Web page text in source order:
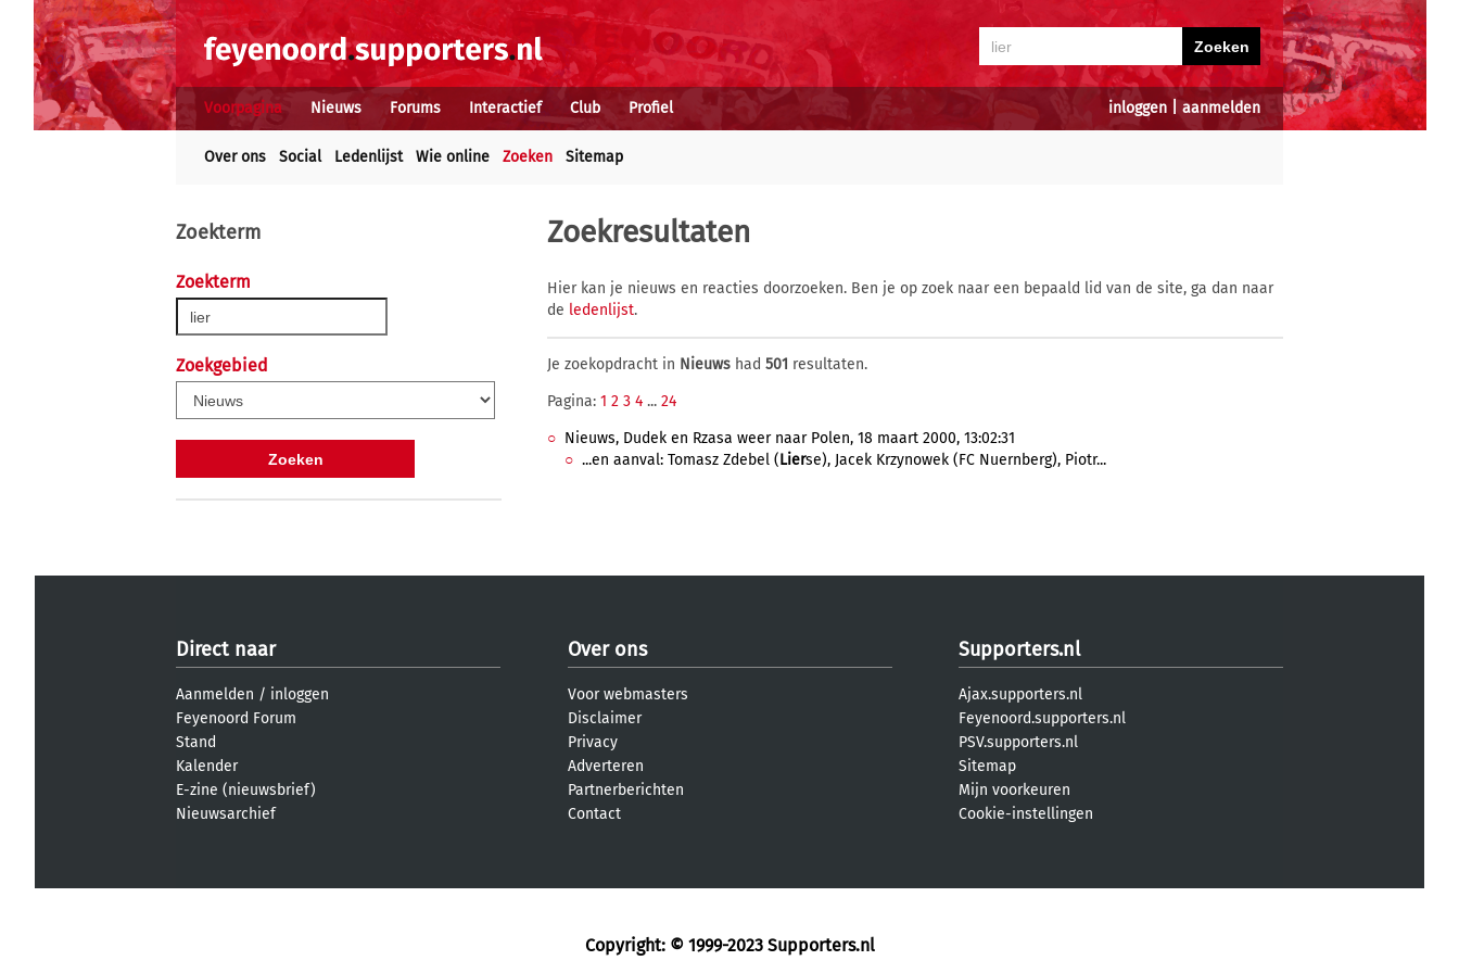
inloggen aanmelden
Voorpagina Nieuws Forums Interactief Club Profiel
Over ons Social Ledenlijst Wie online Zoeken Sitemap
Zoekterm
Zoekterm
Zoekgebied
Zoekresultaten
Hier kan je nieuws en reacties doorzoeken. Ben je op zoek naar een bepaald lid van de site, ga dan naar
de ledenlijst.
Je zoekopdracht in Nieuws had 501 resultaten.
Pagina: 1 2 3 4 ... 24
Nieuws, Dudek en Rzasa weer naar Polen, 18 maart 2000, 13:02:31
...en aanval: Tomasz Zdebel (Lierse), Jacek Krzynowek (FC Nuernberg), Piotr...
Direct naar
Aanmelden / inloggen
Feyenoord Forum
Stand
Kalender
E-zine (nieuwsbrief)
Nieuwsarchief
Over ons
Voor webmasters
Disclaimer
Privacy
Adverteren
Partnerberichten
Contact
Supporters.nl
Ajax.supporters.nl
Feyenoord.supporters.nl
PSV.supporters.nl
Sitemap
Mijn voorkeuren
Cookie-instellingen
Copyright: © 1999-2023 Supporters.nl